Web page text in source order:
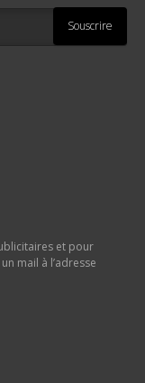
Souscrire
et pour
mail à l’adresse